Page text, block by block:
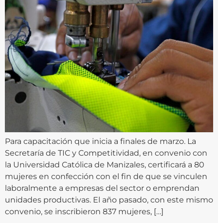
Para capacitación que inicia a finales de marzo. La
Secretaría de TIC y Competitividad, en convenio con
la Universidad Católica de Manizales, certificará a 80
mujeres en confección con el fin de que se vinculen
laboralmente a empresas del sector o emprendan
unidades productivas. El año pasado, con este mismo
convenio, se inscribieron 837 mujeres, […]